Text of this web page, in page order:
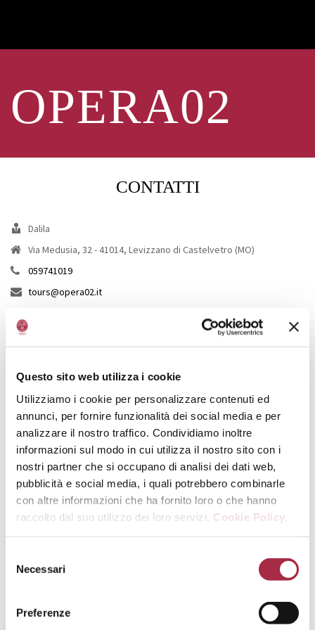
Questo sito web utilizza i cookie
Utilizziamo i cookie per personalizzare contenuti ed
annunci, per fornire funzionalità dei social media e per
analizzare il nostro traffico. Condividiamo inoltre
informazioni sul modo in cui utilizza il nostro sito con i
nostri partner che si occupano di analisi dei dati web,
pubblicità e social media, i quali potrebbero combinarle
con altre informazioni che ha fornito loro o che hanno
raccolto dal suo utilizzo dei loro servizi. Cookie Policy.
Necessari
Preferenze
OPERA02
CONTATTI
Dalila
Via Medusia, 32 - 41014, Levizzano di Castelvetro (MO)
059741019
tours@opera02.it
ORARI
Dalle 10:00 alle 16:00
INIZIATIVE
BALSAMICO EXPERIENCE: visita all’acetaia e
degustazione di 3 aceti e parmigiano reggiano in
accompagnamento (15 euro a persona) 45/50 minuti